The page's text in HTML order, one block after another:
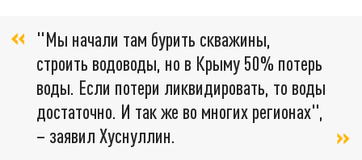
"Мы начали там бурить скважины,
строить водоводы, но в Крыму 50% потерь
воды. Если потери ликвидировать, то воды
достаточно. И так же во многих регионах",
– заявил Хуснуллин.